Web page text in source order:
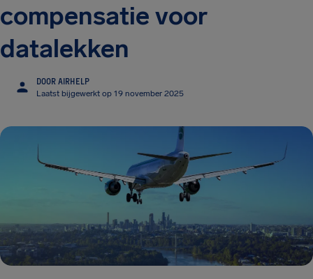
compensatie voor
datalekken
DOOR AIRHELP
Laatst bijgewerkt op 19 november 2025